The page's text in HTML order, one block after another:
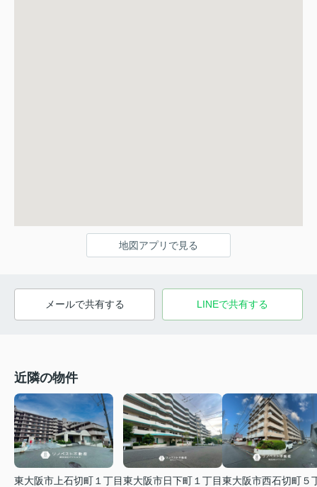
地図アプリで見る
メールで共有する LINEで共有する
近隣の物件
東大阪市上石切町１丁目東大阪市日下町１丁目東大阪市西石切町５